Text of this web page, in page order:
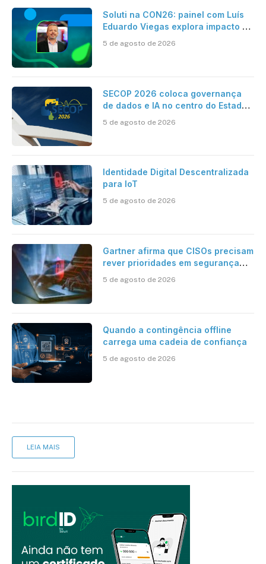
Soluti na CON26: painel com Luís
Eduardo Viegas explora impacto de
Contabilidade
5 de agosto de 2026
SECOP 2026 coloca governança
de dados e IA no centro do Estado
5 de agosto de 2026
Identidade Digital Descentralizada
para IoT
5 de agosto de 2026
Gartner afirma que CISOs precisam
rever prioridades em segurança
cibernética para enfrentar os
desafios impostos pela Inteligência
5 de agosto de 2026
Quando a contingência offline
carrega uma cadeia de confiança
5 de agosto de 2026
LEIA MAIS